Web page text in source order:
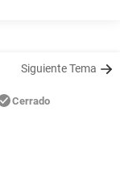
Siguiente Tema
Cerrado